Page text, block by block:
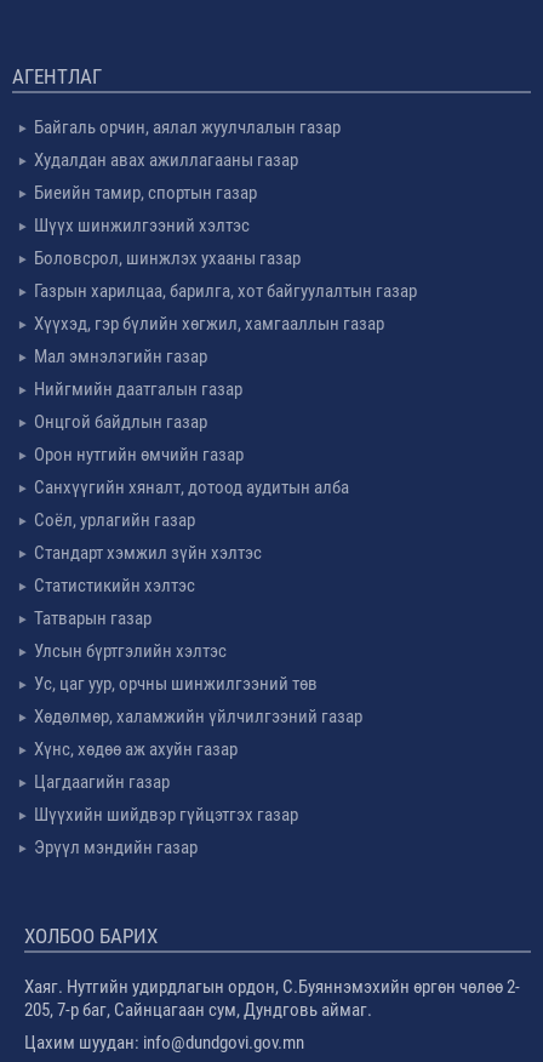
АГЕНТЛАГ
Байгаль орчин, аялал жуулчлалын газар
Худалдан авах ажиллагааны газар
Биеийн тамир, спортын газар
Шүүх шинжилгээний хэлтэс
Боловсрол, шинжлэх ухааны газар
Газрын харилцаа, барилга, хот байгуулалтын газар
Хүүхэд, гэр бүлийн хөгжил, хамгааллын газар
Мал эмнэлэгийн газар
Нийгмийн даатгалын газар
Онцгой байдлын газар
Орон нутгийн өмчийн газар
Санхүүгийн хяналт, дотоод аудитын алба
Соёл, урлагийн газар
Стандарт хэмжил зүйн хэлтэс
Статистикийн хэлтэс
Татварын газар
Улсын бүртгэлийн хэлтэс
Ус, цаг уур, орчны шинжилгээний төв
Хөдөлмөр, халамжийн үйлчилгээний газар
Хүнс, хөдөө аж ахуйн газар
Цагдаагийн газар
Шүүхийн шийдвэр гүйцэтгэх газар
Эрүүл мэндийн газар
ХОЛБОО БАРИХ
Хаяг. Нутгийн удирдлагын ордон, С.Буяннэмэхийн өргөн чөлөө 2-
205, 7-р баг, Сайнцагаан сум, Дундговь аймаг.
Цахим шуудан: info@dundgovi.gov.mn